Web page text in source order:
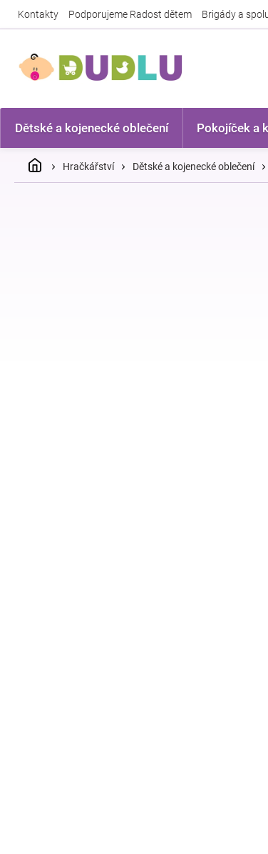
Kontakty Podporujeme Radost dětem Brigády a
Dětské a kojenecké oblečení Pokojíček a
DomůHračkářství Dětské a kojenecké oblečení